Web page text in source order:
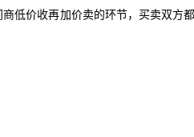
低价收再加价卖的环节，买卖双方